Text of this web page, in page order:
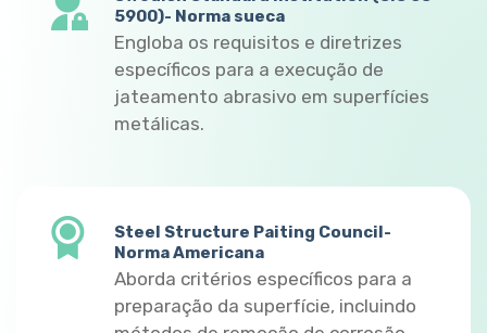
5900)- Norma sueca
Engloba os requisitos e diretrizes
específicos para a execução de
jateamento abrasivo em superfícies
metálicas.
Steel Structure Paiting Council-
Norma Americana
Aborda critérios específicos para a
preparação da superfície, incluindo